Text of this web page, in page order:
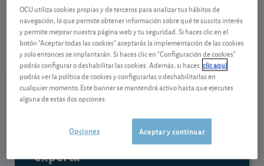
Ence Energia y Celulosa
ES0130625512
06/08/2026 Madrid
2,636 EUR
0,03 EUR (1,15 %)
Ver detalladamente
Contenido reservado a SOCIOS
Gestiona tu dinero con visión
experta
OCU utiliza cookies propias y de terceros para analizar tus hábitos de
navegación, lo que permite obtener información sobre qué te suscita interés
y permite mejorar nuestra página web y tu seguridad. Si haces clic en el
botón "Aceptar todas las cookies" aceptarás la implementación de las cookies
y solo entonces se implantarán. Si haces clic en "Configuración de cookies"
podrás configurar o deshabilitar las cookies. Además, si haces clic aquí
podrás ver la política de cookies y configurarlas o deshabilitarlas en
cualquier momento. Este banner se mantendrá activo hasta que ejecutes
alguna de estas dos opciones.
Aceptar y continuar
Opciones